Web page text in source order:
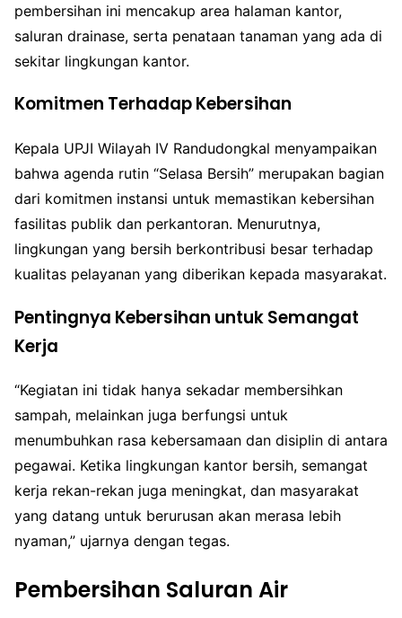
pembersihan ini mencakup area halaman kantor,
saluran drainase, serta penataan tanaman yang ada di
sekitar lingkungan kantor.
Komitmen Terhadap Kebersihan
Kepala UPJI Wilayah IV Randudongkal menyampaikan
bahwa agenda rutin “Selasa Bersih” merupakan bagian
dari komitmen instansi untuk memastikan kebersihan
fasilitas publik dan perkantoran. Menurutnya,
lingkungan yang bersih berkontribusi besar terhadap
kualitas pelayanan yang diberikan kepada masyarakat.
Pentingnya Kebersihan untuk Semangat
Kerja
“Kegiatan ini tidak hanya sekadar membersihkan
sampah, melainkan juga berfungsi untuk
menumbuhkan rasa kebersamaan dan disiplin di antara
pegawai. Ketika lingkungan kantor bersih, semangat
kerja rekan-rekan juga meningkat, dan masyarakat
yang datang untuk berurusan akan merasa lebih
nyaman,” ujarnya dengan tegas.
Pembersihan Saluran Air